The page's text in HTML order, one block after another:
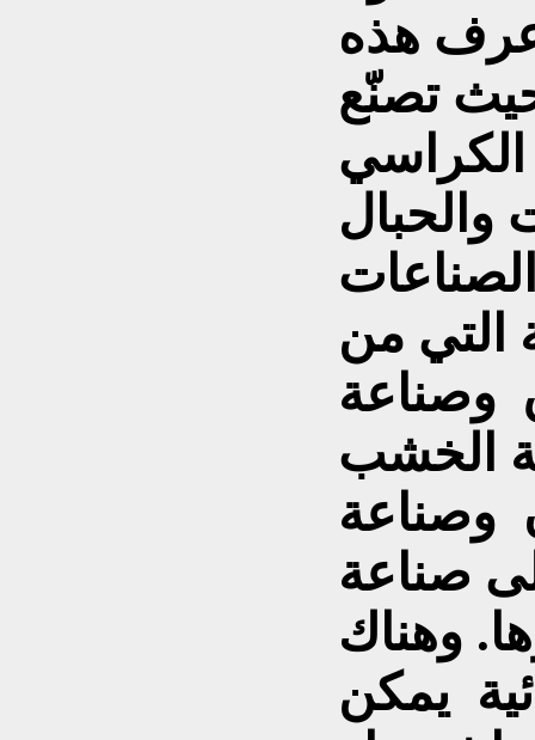
هذه
تصنّع
الكراسي
والحبال
التي من
وصناعة
الخشب
وصناعة
صناعة
وهناك
يمكن